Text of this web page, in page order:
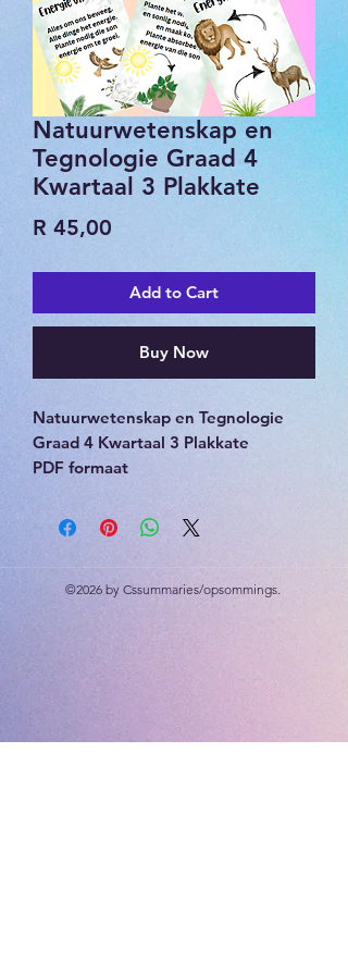
Natuurwetenskap en
Tegnologie Graad 4
Kwartaal 3 Plakkate
R 45,00
Add to Cart
Buy Now
Natuurwetenskap en Tegnologie
Graad 4 Kwartaal 3 Plakkate
PDF formaat
(Kan gedruk word as A3)
©2026 by Cssummaries/opsommings.